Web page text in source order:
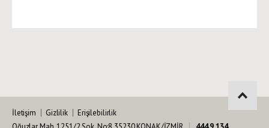
İletişim Gizlilik
Erişilebilirlik